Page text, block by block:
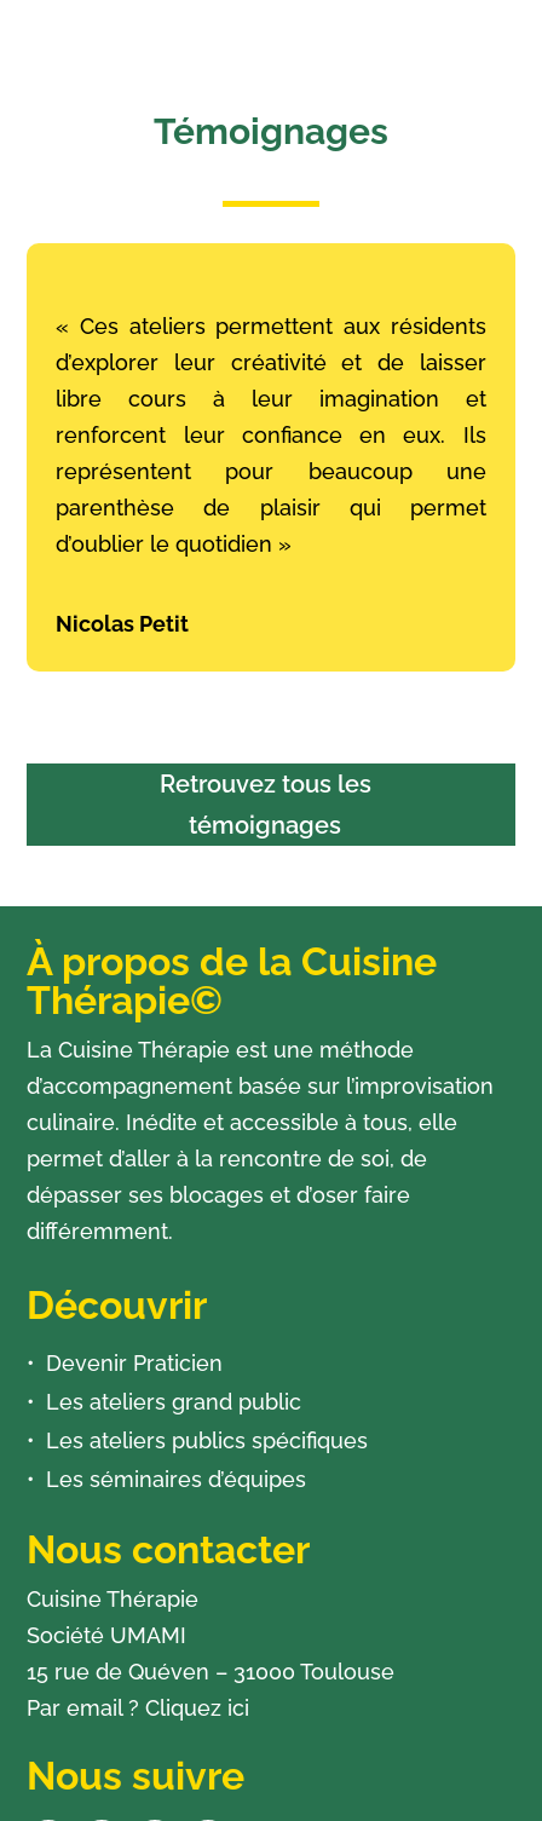
Témoignages
« Ces ateliers permettent aux résidents
d’explorer leur créativité et de laisser
libre cours à leur imagination et
renforcent leur confiance en eux. Ils
représentent pour beaucoup une
parenthèse de plaisir qui permet
d’oublier le quotidien »
Nicolas Petit
Retrouvez tous les
témoignages
À propos de la Cuisine
Thérapie©
La Cuisine Thérapie est une méthode
d’accompagnement basée sur l’improvisation
culinaire. Inédite et accessible à tous, elle
permet d’aller à la rencontre de soi, de
dépasser ses blocages et d’oser faire
différemment.
Découvrir
Devenir Praticien
Les ateliers grand public
Les ateliers publics spécifiques
Les séminaires d’équipes
Nous contacter
Cuisine Thérapie
Société UMAMI
15 rue de Quéven – 31000 Toulouse
Par email ?Cliquez ici
Nous suivre